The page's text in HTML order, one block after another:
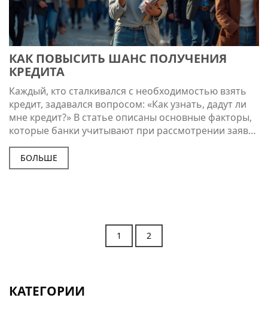
КАК ПОВЫСИТЬ ШАНС ПОЛУЧЕНИЯ
КРЕДИТА
Каждый, кто сталкивался с необходимостью взять
кредит, задавался вопросом: «Как узнать, дадут ли
мне кредит?» В статье описаны основные факторы,
которые банки учитывают при рассмотрении заявок
на кредит и как можно подготовиться, чтобы
повысить шансы на одобрение. Читатели узнают о
значимости кредитной истории, стабильного
банк. Такая подготовка поможет избежать
возможных проблем и повысить уверенность в
БОЛЬШЕ
1 2
КАТЕГОРИИ